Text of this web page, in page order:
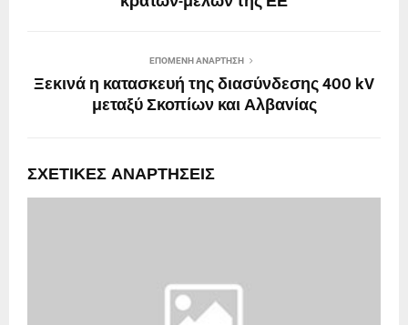
ΕΠΌΜΕΝΗ ΑΝΆΡΤΗΣΗ
Ξεκινά η κατασκευή της διασύνδεσης 400 kV
μεταξύ Σκοπίων και Αλβανίας
ΣΧΕΤΙΚΈΣ ΑΝΑΡΤΉΣΕΙΣ